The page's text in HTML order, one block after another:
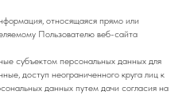
относящаяся прямо или
Пользователю веб-сайта
субъектом персональных данных для
доступ неограниченного круга лиц к
данных путем дачи согласия на